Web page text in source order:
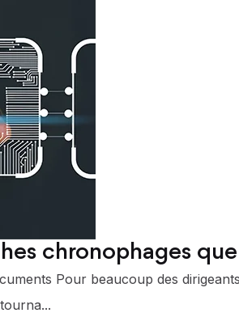
chronophages
Pour beaucoup des